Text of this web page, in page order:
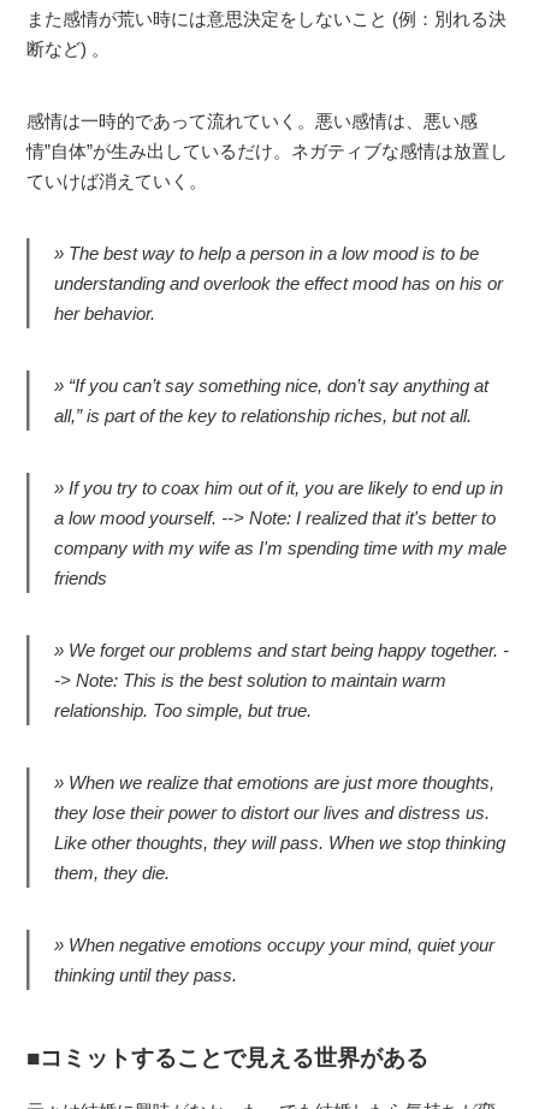
また感情が荒い時には意思決定をしないこと (例：別れる決
断など) 。
感情は一時的であって流れていく。悪い感情は、悪い感
情”自体”が生み出しているだけ。ネガティブな感情は放置し
ていけば消えていく。
The best way to help a person in a low mood is to be
understanding and overlook the effect mood has on his or
her behavior.
“If you can’t say something nice, don’t say anything at
all,” is part of the key to relationship riches, but not all.
If you try to coax him out of it, you are likely to end up in
a low mood yourself. --> Note: I realized that it's better to
company with my wife as I'm spending time with my male
friends
We forget our problems and start being happy together. -
-> Note: This is the best solution to maintain warm
relationship. Too simple, but true.
When we realize that emotions are just more thoughts,
they lose their power to distort our lives and distress us.
Like other thoughts, they will pass. When we stop thinking
them, they die.
When negative emotions occupy your mind, quiet your
thinking until they pass.
コミットすることで見える世界がある